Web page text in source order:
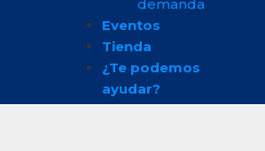
demanda
Eventos
Tienda
¿Te podemos
ayudar?